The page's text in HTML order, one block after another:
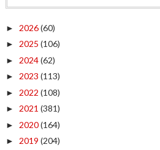
► 2026(60)
► 2025 (106)
► 2024(62)
► 2023 (113)
► 2022 (108)
► 2021 (381)
► 2020(164)
► 2019 (204)